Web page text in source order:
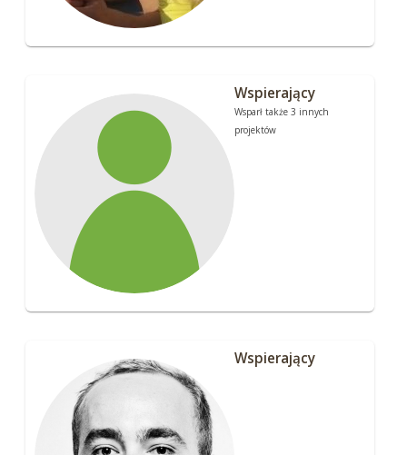
Wspierający
Wsparł także 3 innych
projektów
Wspierający